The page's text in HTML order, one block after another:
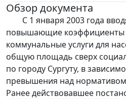
Обзор документа
С 1 января 2003 года
повышающие коэффициенты
коммунальные услуги для
общую площадь сверх
по городу Сургуту, в
превышения над
Ранее действовавшее